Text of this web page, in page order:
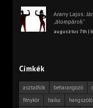
Arany Lajos:
„álompárok”
augusztus 7th |
Címkék
asztalfiók beharangozó
fénykör
haiku hangszóló